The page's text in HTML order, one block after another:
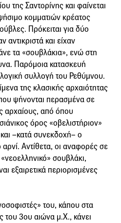
της Σαντορίνης και φαίνεται
κομματιών κρέατος
Πρόκειται για δύο
αντικριστά και είχαν
τα «σουβλάκια», ενώ στη
Παρόμοια κατασκευή
συλλογή του Ρεθύμνου.
της κλασικής αρχαιότητας
ψήνονται περασμένα σε
αρχαίους, από όπου
όρος «οβελιστήριον»
–κατά συνεκδοχή– ο
Αντίθετα, οι αναφορές σε
σουβλάκι,
εξαιρετικά περιορισμένες
του, κάπου στα
του 3ου αιώνα μ.Χ., κάνει